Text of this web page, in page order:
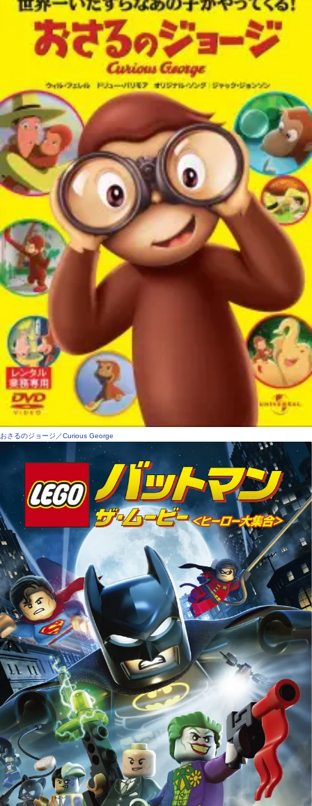
おさるのジョージ／Curious George